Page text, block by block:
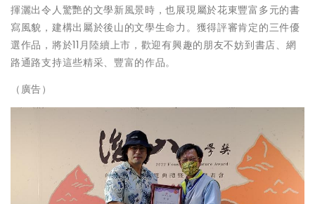
揮灑出令人驚艷的文學新風景時，也展現屬於花東豐富多元的書
寫風貌，建構出屬於後山的文學生命力。獲得評審肯定的三件優
選作品，將於11月陸續上市，歡迎有興趣的朋友不妨到書店、網
路通路支持這些精采、豐富的作品。
（廣告）